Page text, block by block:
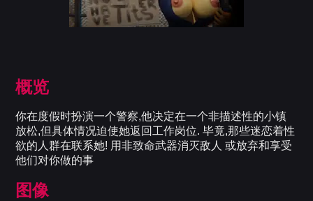
概览
你在度假时扮演一个警察,他决定在一个非描述性的小镇
放松,但具体情况迫使她返回工作岗位. 毕竟,那些迷恋着性
欲的人群在联系她! 用非致命武器消灭敌人 或放弃和享受
他们对你做的事
图像